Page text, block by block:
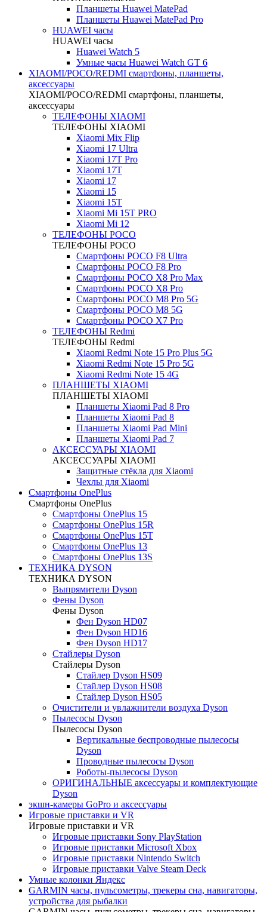
Планшеты Huawei MatePad
Планшеты Huawei MatePad Pro
HUAWEI часы
HUAWEI часы
Huawei Watch 5
Умные часы Huawei Watch GT 6
XIAOMI/POCO/REDMI cмартфоны, планшеты,
аксессуары
XIAOMI/POCO/REDMI cмартфоны, планшеты,
аксессуары
ТЕЛЕФОНЫ XIAOMI
ТЕЛЕФОНЫ XIAOMI
Xiaomi Mix Flip
Xiaomi 17 Ultra
Xiaomi 17T Pro
Xiaomi 17T
Xiaomi 17
Xiaomi 15
Xiaomi 15T
Xiaomi Mi 15T PRO
Xiaomi Mi 12
ТЕЛЕФОНЫ POCO
ТЕЛЕФОНЫ POCO
Смартфоны POCO F8 Ultra
Смартфоны POCO F8 Pro
Смартфоны POCO X8 Pro Max
Смартфоны POCO X8 Pro
Смартфоны POCO M8 Pro 5G
Смартфоны POCO M8 5G
Смартфоны POCO X7 Pro
ТЕЛЕФОНЫ Redmi
ТЕЛЕФОНЫ Redmi
Xiaomi Redmi Note 15 Pro Plus 5G
Xiaomi Redmi Note 15 Pro 5G
Xiaomi Redmi Note 15 4G
ПЛАНШЕТЫ XIAOMI
ПЛАНШЕТЫ XIAOMI
Планшеты Xiaomi Pad 8 Pro
Планшеты Xiaomi Pad 8
Планшеты Xiaomi Pad Mini
Планшеты Xiaomi Pad 7
АКСЕССУАРЫ XIAOMI
АКСЕССУАРЫ XIAOMI
Защитные стёкла для Xiaomi
Чехлы для Xiaomi
Смартфоны OnePlus
Смартфоны OnePlus
Смартфоны OnePlus 15
Смартфоны OnePlus 15R
Смартфоны OnePlus 15T
Смартфоны OnePlus 13
Смартфоны OnePlus 13S
ТЕХНИКА DYSON
ТЕХНИКА DYSON
Выпрямители Dyson
Фены Dyson
Фены Dyson
Фен Dyson HD07
Фен Dyson HD16
Фен Dyson HD17
Стайлеры Dyson
Стайлеры Dyson
Стайлер Dyson HS09
Стайлер Dyson HS08
Стайлер Dyson HS05
Очистители и увлажнители воздуха Dyson
Пылесосы Dyson
Пылесосы Dyson
Вертикальные беспроводные пылесосы
Dyson
Проводные пылесосы Dyson
Роботы-пылесосы Dyson
ОРИГИНАЛЬНЫЕ аксессуары и комплектующие
Dyson
экшн-камеры GoPro и аксессуары
Игровые приставки и VR
Игровые приставки и VR
Игровые приставки Sony PlayStation
Игровые приставки Microsoft Xbox
Игровые приставки Nintendo Switch
Игровые приставки Valve Steam Deck
Умные колонки Яндекс
GARMIN часы, пульсометры, трекеры сна, навигаторы,
устройства для рыбалки